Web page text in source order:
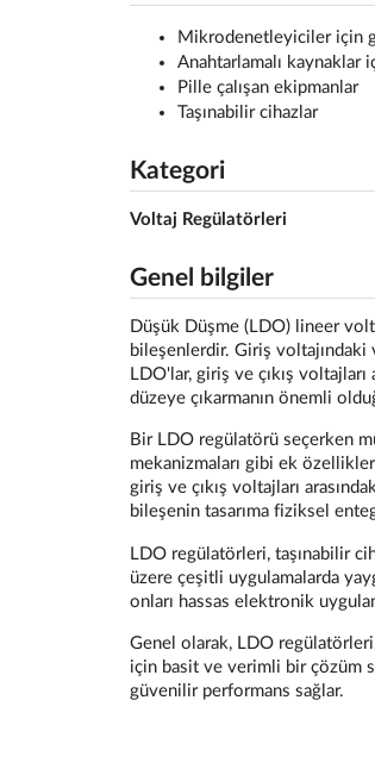
Mikrodenetleyiciler için
Anahtarlamalı kaynaklar
Pille çalışan ekipmanlar
Taşınabilir cihazlar
Kategori
Voltaj Regülatörleri
Genel bilgiler
Düşük Düşme (LDO) lineer
bileşenlerdir. Giriş voltajındaki
LDO'lar, giriş ve çıkış
düzeye çıkarmanın önemli
Bir LDO regülatörü seçerken
mekanizmaları gibi ek
giriş ve çıkış voltajları
bileşenin tasarıma fiziksel
LDO regülatörleri, taşınabilir
üzere çeşitli uygulamalarda
onları hassas elektronik
Genel olarak, LDO
için basit ve verimli bir çözüm
güvenilir performans sağlar.